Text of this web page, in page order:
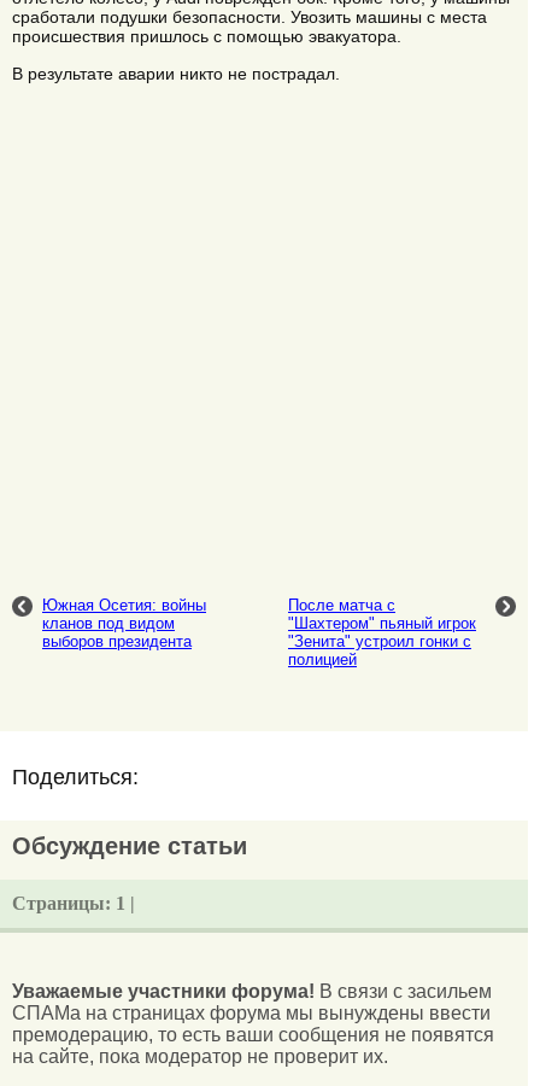
сработали подушки безопасности. Увозить машины с места
происшествия пришлось с помощью эвакуатора.
В результате аварии никто не пострадал.
Южная Осетия: войны
кланов под видом
выборов президента
После матча с
"Шахтером" пьяный игрок
"Зенита" устроил гонки с
полицией
Поделиться:
Обсуждение статьи
Страницы: 1 |
Уважаемые участники форума! В связи с засильем
СПАМа на страницах форума мы вынуждены ввести
премодерацию, то есть ваши сообщения не появятся
на сайте, пока модератор не проверит их.